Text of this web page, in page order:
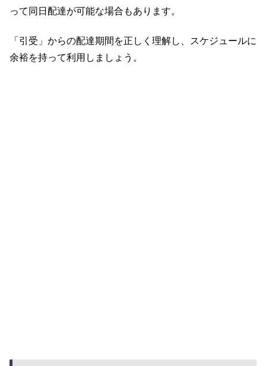
って同日配達が可能な場合もあります。
「引受」からの配達期間を正しく理解し、スケジュールに
余裕を持って利用しましょう。